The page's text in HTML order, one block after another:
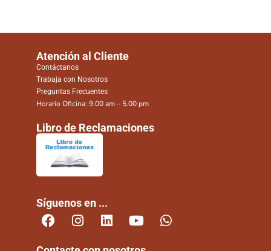
Atención al Cliente
Contáctanos
Trabaja con Nosotros
Preguntas Frecuentes
Horario Oficina: 9.00 am – 5.00 pm
Libro de Reclamaciones
Síguenos en ...